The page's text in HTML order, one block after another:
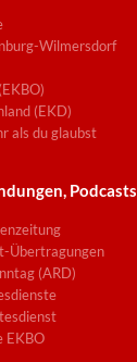
Wilmersdorf
(EKD)
als du glaubst
Podcasts
Übertragungen
(ARD)
EKBO